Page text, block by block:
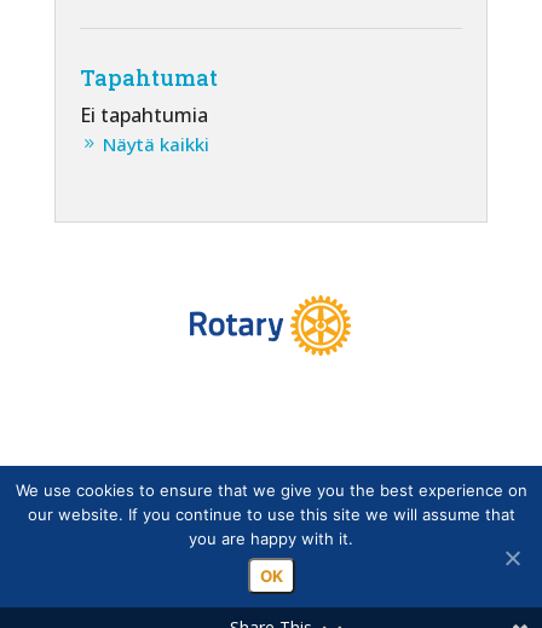
Tapahtumat
Ei tapahtumia
Näytä kaikki
Copyright © Suomen Rotarypalvelu ry 2026 |
Jäsentietojärjestelmän tietosuojaseloste|Henkilötietojen
käsittely Rotarytoiminnassa
We use cookies to ensure that we give you the best experience on
our website. If you continue to use this site we will assume that
you are happy with it.
OK